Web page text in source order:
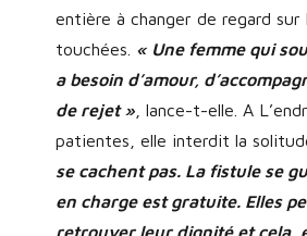
entière à changer de regard sur
touchées. « Une femme qui
a besoin d’amour,
de rejet » , lance-t-elle. A
patientes, elle interdit la
se cachent pas. La fistule se
en charge est gratuite. Elles
retrouver leur dignité et cela,